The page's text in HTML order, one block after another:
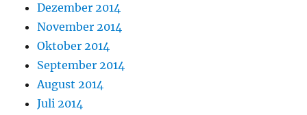
Dezember 2014
November 2014
Oktober 2014
September 2014
August 2014
Juli 2014